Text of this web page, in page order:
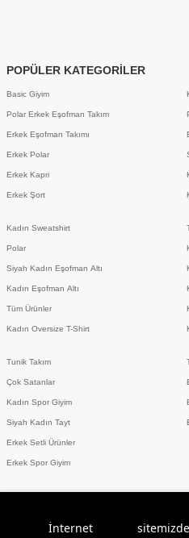
İnternet
Sosyal
POPÜLER KATEGORİLER
Basic Giyim
Polar Erkek Eşofman Takım
Erkek Eşofman Takımı
Erkek Polar
Erkek Kapri
Erkek Şort
Kadın Sweatshirt
Polar
Siyah Kadın Eşofman Altı
Kadın Eşofman Altı
Tüm Ürünler
Kadın Oversize T-Shirt
Tunik Takım
Çok Satanlar
Kadın Spor Giyim
Siyah Kadın Tayt
Erkek Setli Ürünler
Erkek Spor Giyim